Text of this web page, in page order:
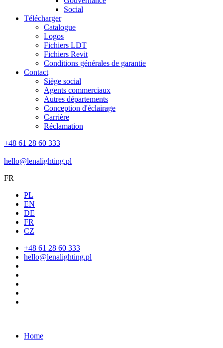
Social
Télécharger
Catalogue
Logos
Fichiers LDT
Fichiers Revit
Conditions générales de garantie
Contact
Siège social
Agents commerciaux
Autres départements
Conception d'éclairage
Carrière
Réclamation
+48 61 28 60 333
hello@lenalighting.pl
FR
PL
EN
DE
FR
CZ
+48 61 28 60 333
hello@lenalighting.pl
Home